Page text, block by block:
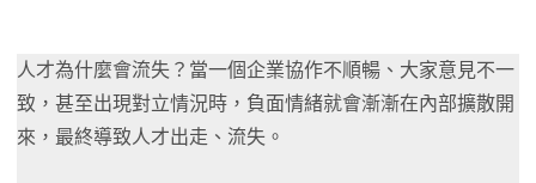
人才為什麼會流失？當一個企業協作不順暢、大家意見不一
致，甚至出現對立情況時，負面情緒就會漸漸在內部擴散開
來，最終導致人才出走、流失。